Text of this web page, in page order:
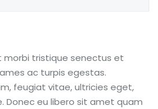
morbi tristique senectus et
ac turpis egestas.
feugiat vitae, ultricies eget,
Donec eu libero sit amet quam